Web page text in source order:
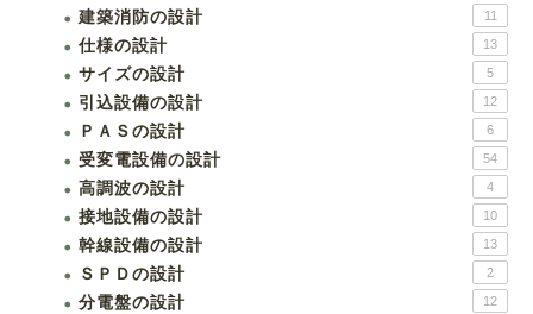
建築消防の設計 11
仕様の設計 13
サイズの設計 5
引込設備の設計 12
ＰＡＳの設計 6
受変電設備の設計 54
高調波の設計 4
接地設備の設計 10
幹線設備の設計 13
ＳＰＤの設計 2
分電盤の設計 12